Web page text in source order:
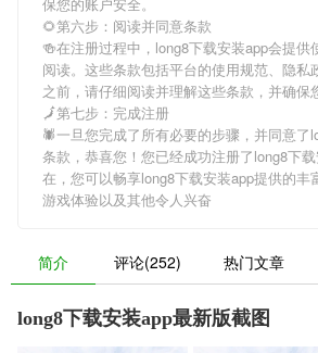
🌻第六步：阅读并同意条款
🍻在注册过程中， long8下载安装app会提供
阅读。这些条款包括平台的使用规范、隐私
之前，请仔细阅读并理解这些条款，并确保
🗾第七步：完成注册
🕷一旦您完成了所有必要的步骤，并同意了
条款，恭喜您！您已经成功注册了long8下
在，您可以畅享long8下载安装app提供的丰
游戏体验以及其他令人兴奋
简介 评论(252) 热门文章
long8下载安装app最新版截图